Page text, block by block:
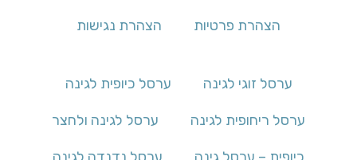
הצהרת פרטיות הצהרת נגישות
ערסל זוגי לגינה ערסל כיופית לגינה
ערסל ריחופית לגינה ערסל לגינה ולחצר